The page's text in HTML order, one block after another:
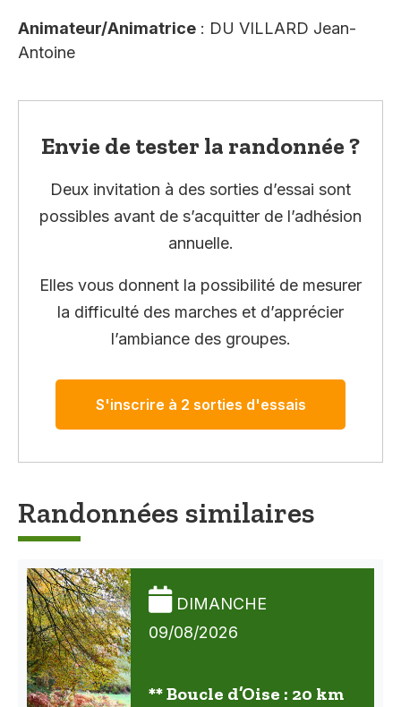
Animateur/Animatrice : DU VILLARD Jean-
Antoine
Envie de tester la randonnée ?
Deux invitation à des sorties d’essai sont
possibles avant de s’acquitter de l’adhésion
annuelle.
Elles vous donnent la possibilité de mesurer
la difficulté des marches et d’apprécier
l’ambiance des groupes.
S'inscrire à 2 sorties d'essais
Randonnées similaires
DIMANCHE
09/08/2026
** Boucle d’Oise : 20 km